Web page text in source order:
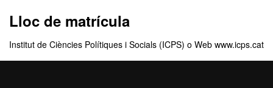
Lloc de matrícula
Institut de Ciències Polítiques i Socials (ICPS) o Web www.icps.cat